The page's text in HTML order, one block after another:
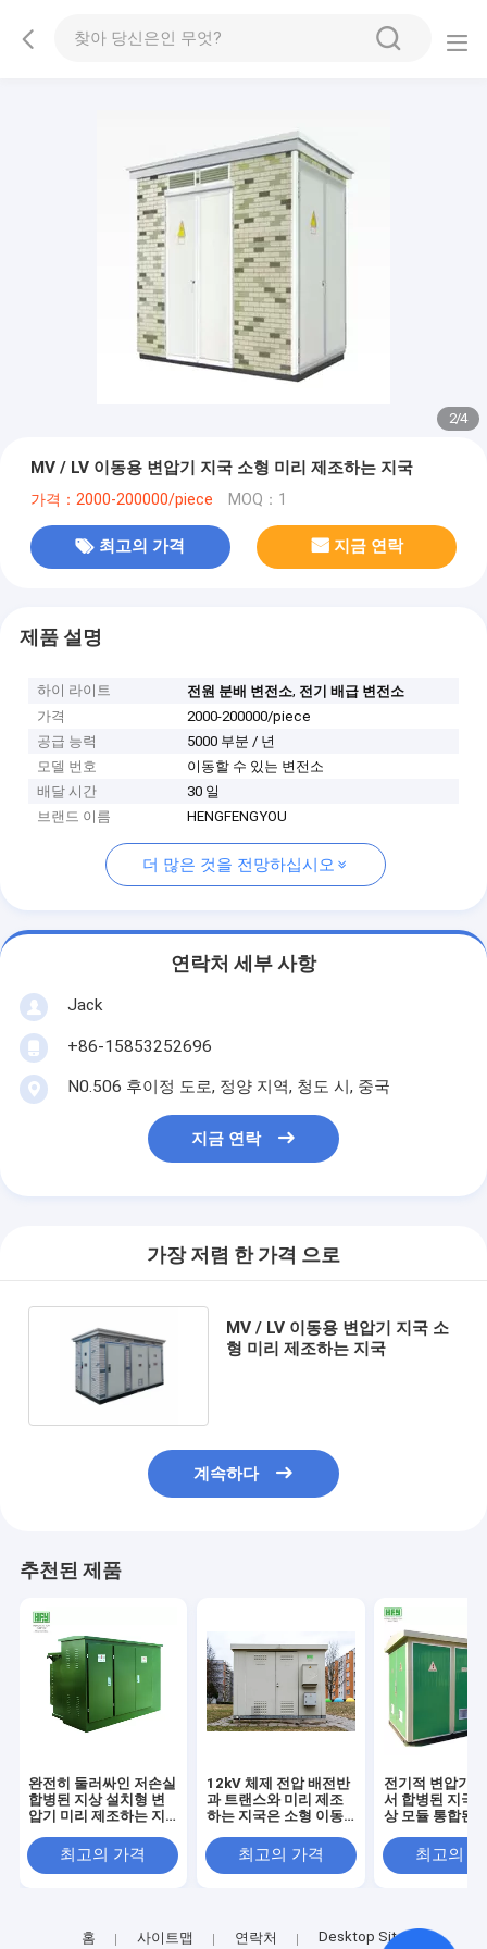
2/4
MV / LV 이동용 변압기 지국 소형 미리 제조하는 지국
가격：2000-200000/piece MOQ：1
최고의 가격 지금 연락
제품 설명
하이 라이트 전원 분배 변전소, 전기 배급 변전소
가격
2000-200000/piece
공급 능력
5000 부분 / 년
모델 번호
이동할 수 있는 변전소
배달 시간
30 일
브랜드 이름
HENGFENGYOU
더 많은 것을 전망하십시오
연락처 세부 사항
Jack
+86-15853252696
N0.506 후이정 도로, 정양 지역, 청도 시, 중국
지금 연락
가장 저렴 한 가격 으로
MV / LV 이동용 변압기 지국 소
형 미리 제조하는 지국
계속하다
추천된 제품
완전히 둘러싸인 저손실
합병된 지상 설치형 변
압기 미리 제조하는 지
최고의 가격
12kV 체제 전압 배전반
과 트랜스와 미리 제조
하는 지국은 소형 이동
최고의 가격
전기적 변압기
서 합병된 지국
상 모듈 통합된
최고의
홈 사이트맵 연락처 Desktop Site